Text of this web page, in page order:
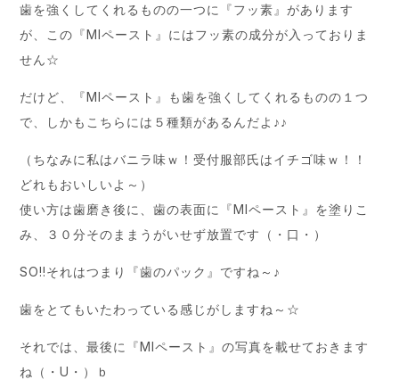
歯を強くしてくれるものの一つに『フッ素』があります
が、この『MIペースト』にはフッ素の成分が入っておりま
せん☆
だけど、『MIペースト』も歯を強くしてくれるものの１つ
で、しかもこちらには５種類があるんだよ♪♪
（ちなみに私はバニラ味ｗ！受付服部氏はイチゴ味ｗ！！
どれもおいしいよ～）
使い方は歯磨き後に、歯の表面に『MIペースト』を塗りこ
み、３０分そのままうがいせず放置です（・口・）
SO!!それはつまり『歯のパック』ですね～♪
歯をとてもいたわっている感じがしますね～☆
それでは、最後に『MIペースト』の写真を載せておきます
ね（・U・）ｂ